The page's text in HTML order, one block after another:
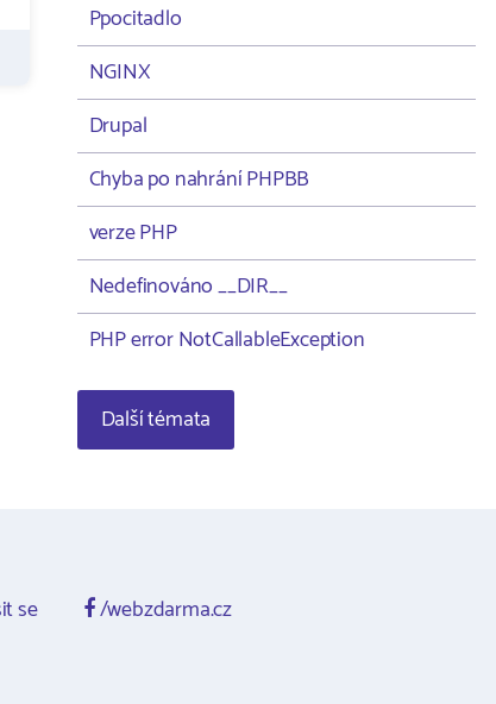
Ppocitadlo
NGINX
Drupal
Chyba po nahrání PHPBB
verze PHP
Nedefinováno __DIR__
PHP error NotCallableException
Další témata
se /webzdarma.cz